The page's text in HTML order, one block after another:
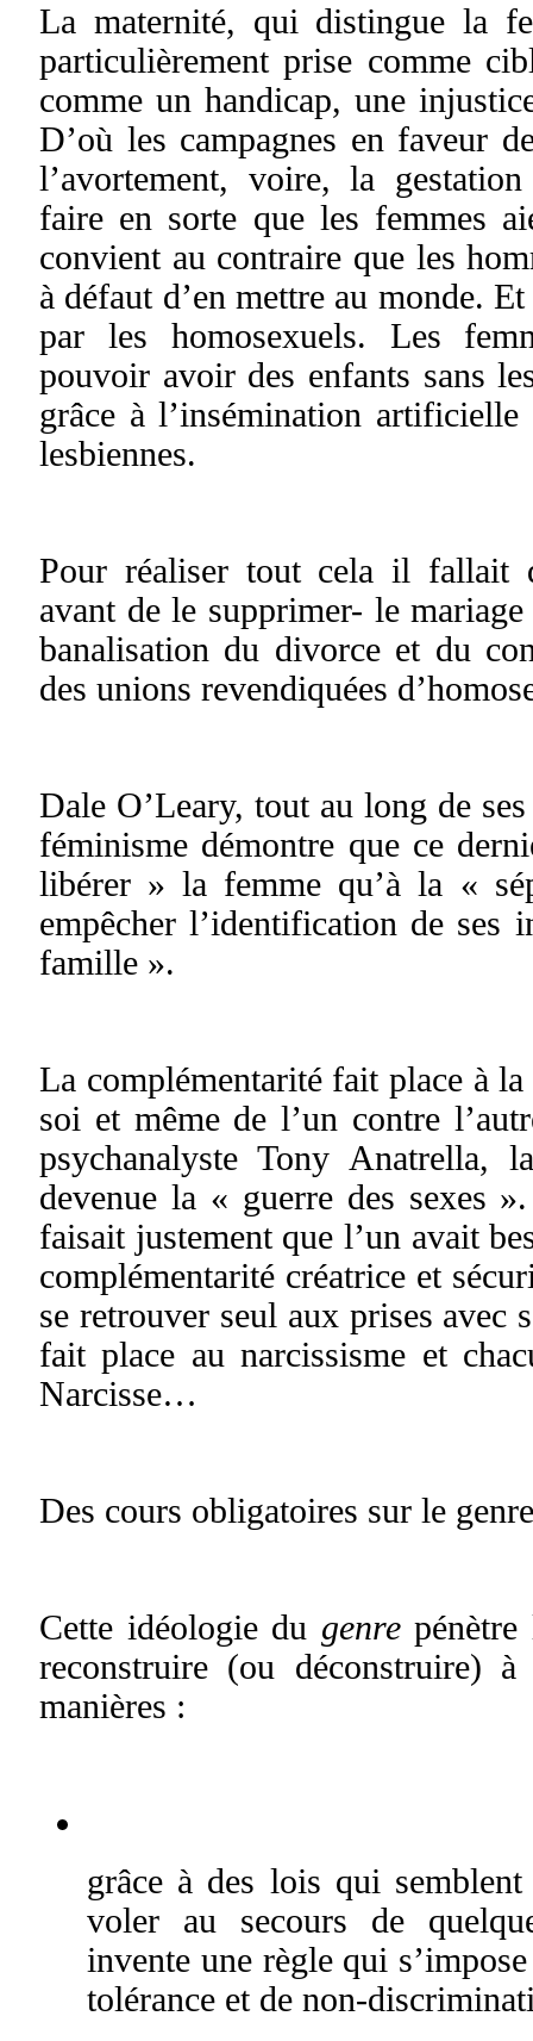
La maternité, qui distingue la
particulièrement prise comme
comme un handicap, une
D’où les campagnes en faveur
l’avortement, voire, la
faire en sorte que les femmes
convient au contraire que les
à défaut d’en mettre au monde.
par les homosexuels. Les
pouvoir avoir des enfants sans
grâce à l’insémination
lesbiennes.
Pour réaliser tout cela il fallait
avant de le supprimer- le
banalisation du divorce et du
des unions revendiquées
Dale O’Leary, tout au long de
féminisme démontre que ce
libérer » la femme qu’à la «
empêcher l’identification de ses
famille ».
La complémentarité fait place à
soi et même de l’un contre
psychanalyste Tony Anatrella,
devenue la « guerre des sexes
faisait justement que l’un avait
complémentarité créatrice et
se retrouver seul aux prises avec
fait place au narcissisme et
Narcisse…
Des cours obligatoires sur le genre
Cette idéologie du genrepénètre
reconstruire (ou déconstruire)
manières :
grâce à des lois qui
voler au secours de
invente une règle qui
tolérance et de non-